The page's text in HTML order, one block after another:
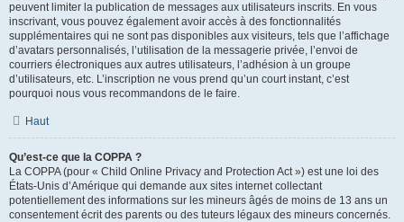
peuvent limiter la publication de messages aux utilisateurs inscrits. En vous
inscrivant, vous pouvez également avoir accès à des fonctionnalités
supplémentaires qui ne sont pas disponibles aux visiteurs, tels que l’affichage
d’avatars personnalisés, l’utilisation de la messagerie privée, l’envoi de
courriers électroniques aux autres utilisateurs, l’adhésion à un groupe
d’utilisateurs, etc. L’inscription ne vous prend qu’un court instant, c’est
pourquoi nous vous recommandons de le faire.
Haut
Qu’est-ce que la COPPA ?
La COPPA (pour « Child Online Privacy and Protection Act ») est une loi des
États-Unis d’Amérique qui demande aux sites internet collectant
potentiellement des informations sur les mineurs âgés de moins de 13 ans un
consentement écrit des parents ou des tuteurs légaux des mineurs concernés.